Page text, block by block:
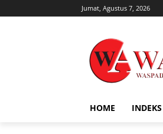
Jumat, Agustus 7, 2026
HOME